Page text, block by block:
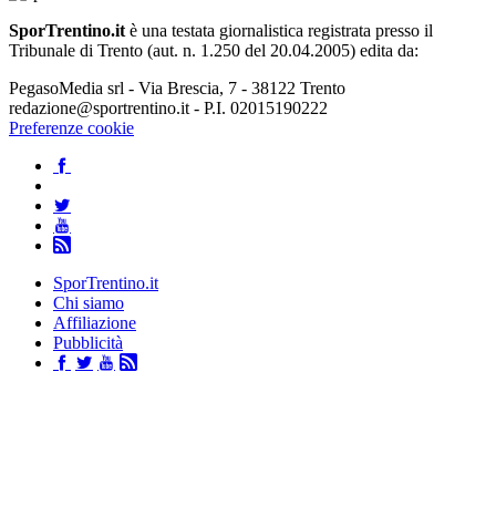
SporTrentino.it è una testata giornalistica registrata presso il
Tribunale di Trento (aut. n. 1.250 del 20.04.2005) edita da:
PegasoMedia srl - Via Brescia, 7 - 38122 Trento
redazione@sportrentino.it - P.I. 02015190222
Preferenze cookie
SporTrentino.it
Chi siamo
Affiliazione
Pubblicità